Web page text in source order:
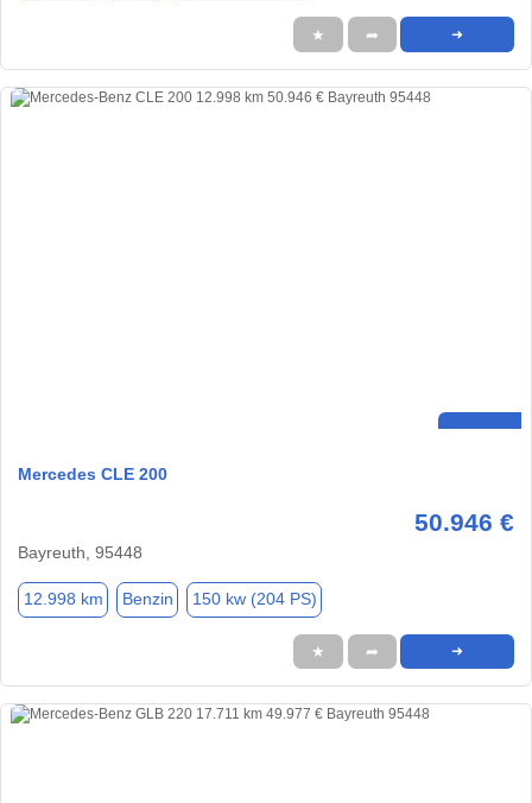
★ ➦ ➜
Mercedes CLE 200
50.946 €
Bayreuth, 95448
12.998 km Benzin 150 kw (204 PS)
★ ➦ ➜